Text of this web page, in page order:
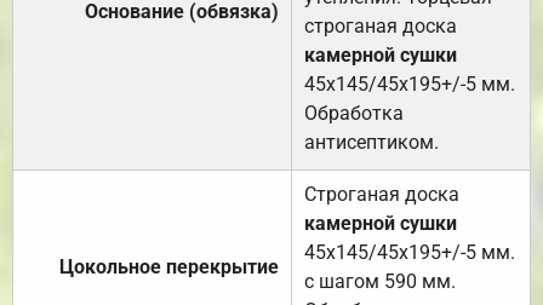
Основание (обвязка)
строганая доска
камерной сушки
45х145/45х195+/-5 мм.
Обработка
антисептиком.
Цокольное перекрытие
Строганая доска
камерной сушки
45х145/45х195+/-5 мм.
с шагом 590 мм.